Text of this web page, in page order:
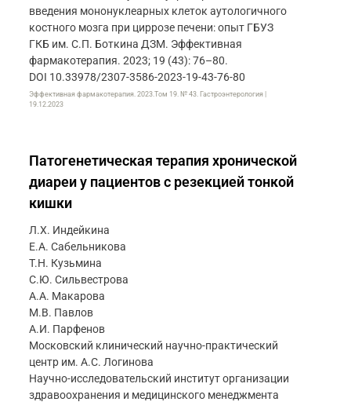
введения мононуклеарных клеток аутологичного
костного мозга при циррозе печени: опыт ГБУЗ
ГКБ им. С.П. Боткина ДЗМ. Эффективная
фармакотерапия. 2023; 19 (43): 76–80.
DOI 10.33978/2307-3586-2023-19-43-76-80
Эффективная фармакотерапия. 2023.Том 19. № 43. Гастроэнтерология |
19.12.2023
Патогенетическая терапия хронической
диареи у пациентов с резекцией тонкой
кишки
Л.Х. Индейкина
Е.А. Сабельникова
Т.Н. Кузьмина
С.Ю. Сильвестрова
А.А. Макарова
М.В. Павлов
А.И. Парфенов
Московский клинический научно-практический
центр им. А.С. Логинова
Научно-исследовательский институт организации
здравоохранения и медицинского менеджмента